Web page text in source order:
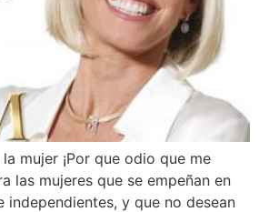
mujer ¡Por que odio que me
las mujeres que se empeñan en
independientes, y que no desean